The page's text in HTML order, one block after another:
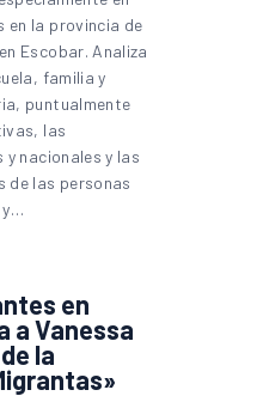
en la provincia de
Escobar. Analiza
familia y
puntualmente
las
nacionales y las
de las personas
y…
en
a Vanessa
la